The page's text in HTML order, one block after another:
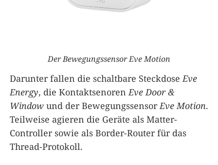
Der Bewegungssensor Eve Motion
Darunter fallen die schaltbare Steckdose Eve
Energy, die Kontaktsenoren Eve Door &
Window und der Bewegungssensor Eve Motion.
Teilweise agieren die Geräte als Matter-
Controller sowie als Border-Router für das
Thread-Protokoll.